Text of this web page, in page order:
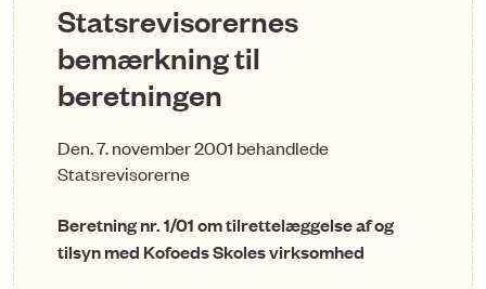
Statsrevisorernes
bemærkning til
beretningen
Den. 7. november 2001 behandlede
Statsrevisorerne
Beretning nr. 1/01 om tilrettelæggelse af og
tilsyn med Kofoeds Skoles virksomhed